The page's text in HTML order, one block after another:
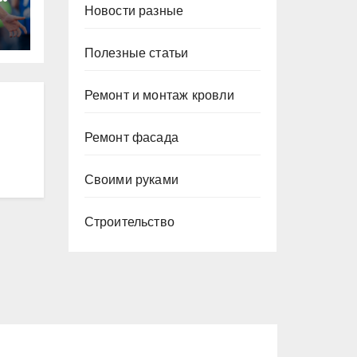
Новости разные
Полезные статьи
Ремонт и монтаж кровли
Ремонт фасада
Своими руками
Строительство